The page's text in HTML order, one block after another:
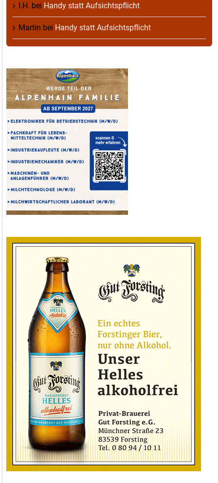
I.H. bei Handy statt Aufsichtspflicht
Martin bei Handy statt Aufsichtspflicht